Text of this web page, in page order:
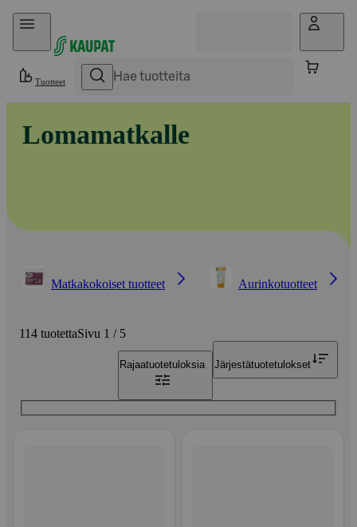
Hyppää sisältöön
Tuotteet
Lomamatkalle
Matkakokoiset tuotteet Aurinkotuotteet
114 tuotettaSivu 1 / 5
Rajaatuotetuloksia Järjestätuotetulokset